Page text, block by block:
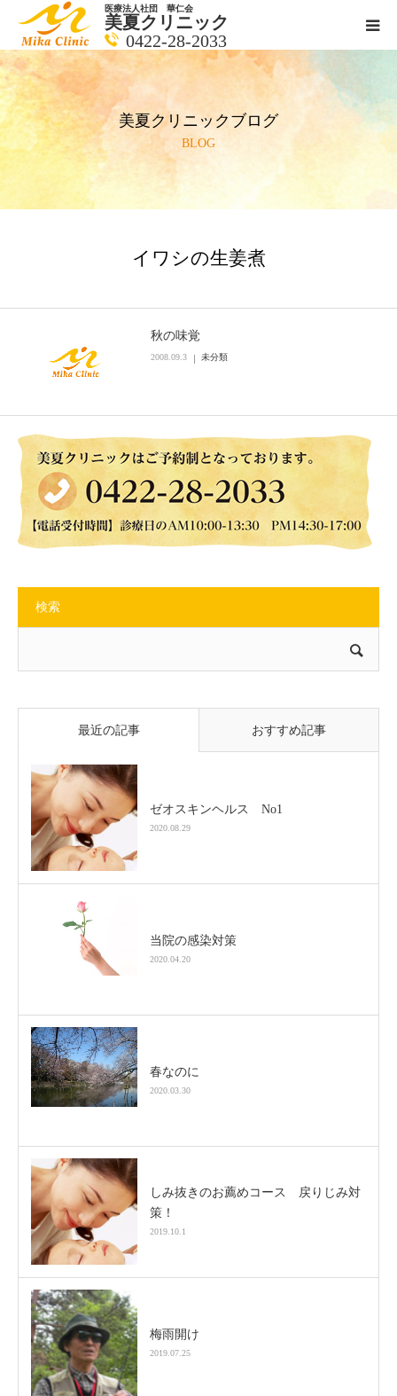
医療法人社団 華仁会
美夏クリニック
0422-28-2033
美夏クリニックブログ
BLOG
イワシの生姜煮
秋の味覚
2008.09.3 未分類
検索
最近の記事 おすすめ記事
ゼオスキンヘルス No1
2020.08.29
当院の感染対策
2020.04.20
春なのに
2020.03.30
しみ抜きのお薦めコース 戻りじみ対
策！
2019.10.1
梅雨開け
2019.07.25
医師紹介
診療科目
クリニックの紹介
料金一覧 new